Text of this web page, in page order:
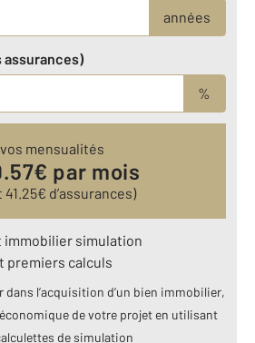
années
assurances)
%
vos mensualités
€ par mois
41.25€ d’assurances)
immobilier simulation
premiers calculs
dans l’acquisition d’un bien immobilier,
de votre projet en utilisant
de simulation